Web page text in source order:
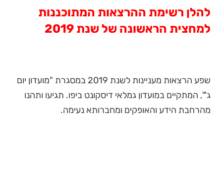
להלן רשימת ההרצאות המתוכננות
למחצית הראשונה של שנת 2019
שפע הרצאות מעניינות לשנת 2019 במסגרת "מועדון יום
ג'", המתקיים במועדון גמלאי דיסקונט ביפו. תגיעו ותהנו
מהרחבת הידע והאופקים ומחברותא נעימה.